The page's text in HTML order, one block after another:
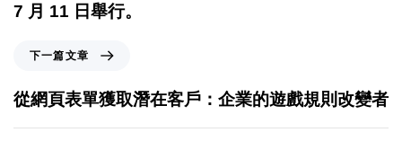
7 月 11 日舉行。
下一篇文章
從網頁表單獲取潛在客戶：企業的遊戲規則改變者